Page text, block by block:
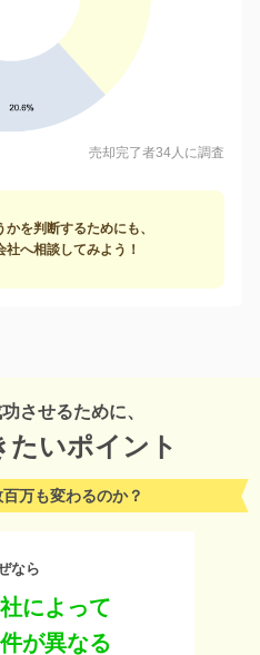
売却完了者34人に調査
かを判断するためにも、
社へ相談してみよう！
させるために、
いポイント
万も変わるのか？
なら
によって
が異なる